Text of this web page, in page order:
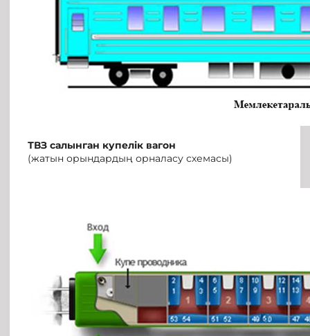
ТВЗ салынган купелік вагон
(жатын орындардың орналасу схемасы)